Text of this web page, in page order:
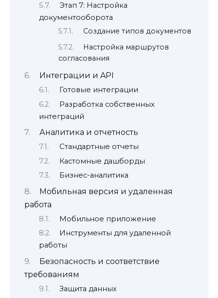
Этап 7: Настройка
документооборота
Создание типов документов
Настройка маршрутов
согласования
Интеграции и API
Готовые интеграции
Разработка собственных
интеграций
Аналитика и отчетность
Стандартные отчеты
Кастомные дашборды
Бизнес-аналитика
Мобильная версия и удаленная
работа
Мобильное приложение
Инструменты для удаленной
работы
Безопасность и соответствие
требованиям
Защита данных